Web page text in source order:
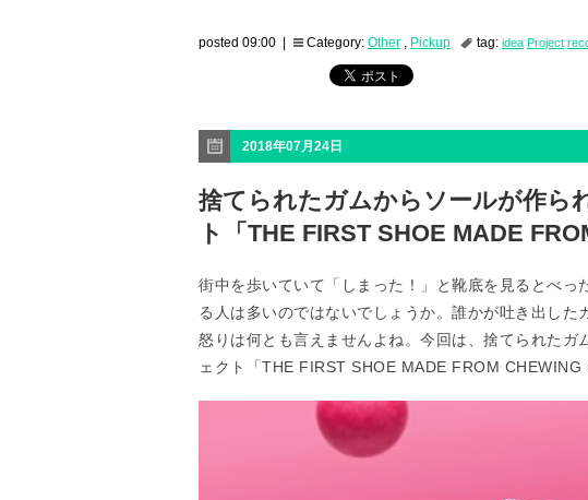
posted 09:00 | Category: Other , Pickup tag: idea Project
2018年07月24日
捨てられたガムからソールが作ら
ト「THE FIRST SHOE MADE
街中を歩いていて「しまった！」と靴底を見るとべ
る人は多いのではないでしょうか。誰かが吐き出した
怒りは何とも言えませんよね。今回は、捨てられたガ
ェクト「THE FIRST SHOE MADE FROM CHEWING